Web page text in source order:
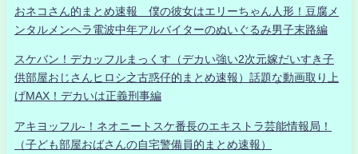
おネコさん的まとめ速報 僕の彼女はエリーちゃん人形！豆腐メ
ンタルメンヘラ電波中年アルバイターのぬいぐるみ男子末路編
スケバン！デカッフルまっくす（デカい強い2次元嫁だいすき子
供部屋おじさんヒロシ之古惑仔的まとめ速報）話題な動画取り上
げMAX！デカいは正義刑事編
アキヨッフル-！ネオニートスケ番長のエキストラ芸能情報局！
（子ども部屋おばさんの自宅警備員的まとめ速報）